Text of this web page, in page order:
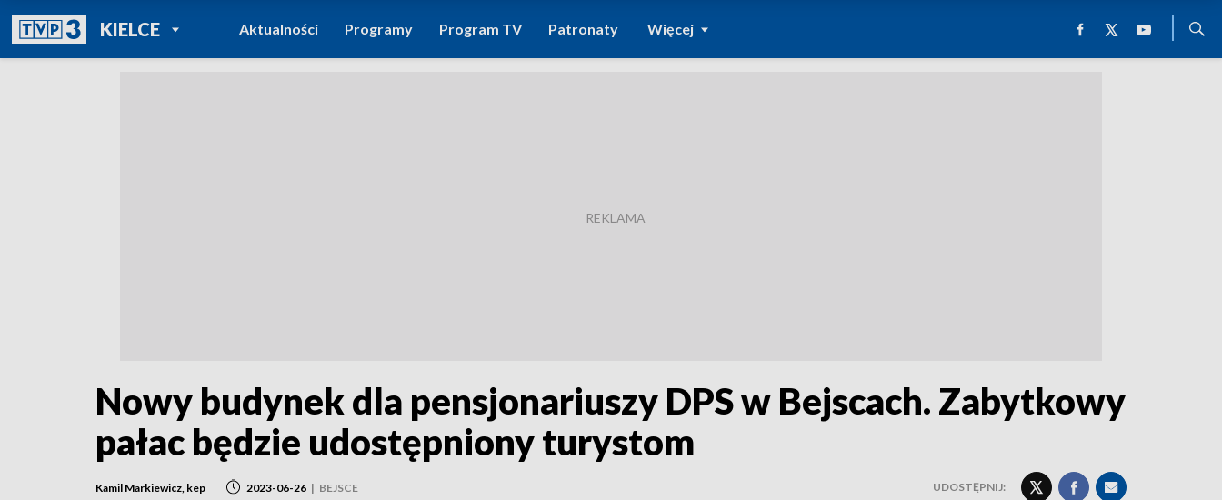
KIELCEPOWRÓT DO
TVP REGIONY
Aktualności Programy Program TV Patronaty Więcej
Nowy budynek dla pensjonariuszy DPS w Bejscach. Zabytkowy
pałac będzie udostępniony turystom
Kamil Markiewicz, kep 2023-06-26 | BEJSCE UDOSTĘPNIJ: